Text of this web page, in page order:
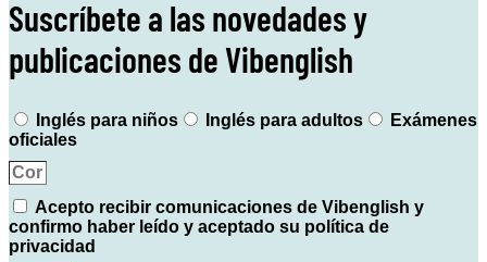
Suscríbete a las novedades y
publicaciones de Vibenglish
Inglés para niños Inglés para adultos
Exámenes
oficiales
Acepto recibir comunicaciones de Vibenglish y
confirmo haber leído y aceptado su política de
privacidad